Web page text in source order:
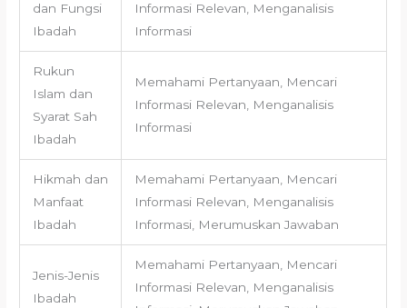
dan Fungsi
Ibadah
Informasi Relevan, Menganalisis
Informasi
Rukun
Islam dan
Syarat Sah
Ibadah
Memahami Pertanyaan, Mencari
Informasi Relevan, Menganalisis
Informasi
Hikmah dan
Manfaat
Ibadah
Memahami Pertanyaan, Mencari
Informasi Relevan, Menganalisis
Informasi, Merumuskan Jawaban
Jenis-Jenis
Ibadah
Memahami Pertanyaan, Mencari
Informasi Relevan, Menganalisis